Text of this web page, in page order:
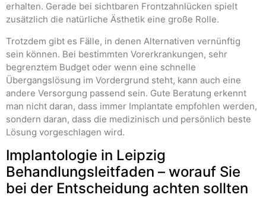
erhalten. Gerade bei sichtbaren Frontzahnlücken spielt
zusätzlich die natürliche Ästhetik eine große Rolle.
Trotzdem gibt es Fälle, in denen Alternativen vernünftig
sein können. Bei bestimmten Vorerkrankungen, sehr
begrenztem Budget oder wenn eine schnelle
Übergangslösung im Vordergrund steht, kann auch eine
andere Versorgung passend sein. Gute Beratung erkennt
man nicht daran, dass immer Implantate empfohlen werden,
sondern daran, dass die medizinisch und persönlich beste
Lösung vorgeschlagen wird.
Implantologie in Leipzig
Behandlungsleitfaden – worauf Sie
bei der Entscheidung achten sollten